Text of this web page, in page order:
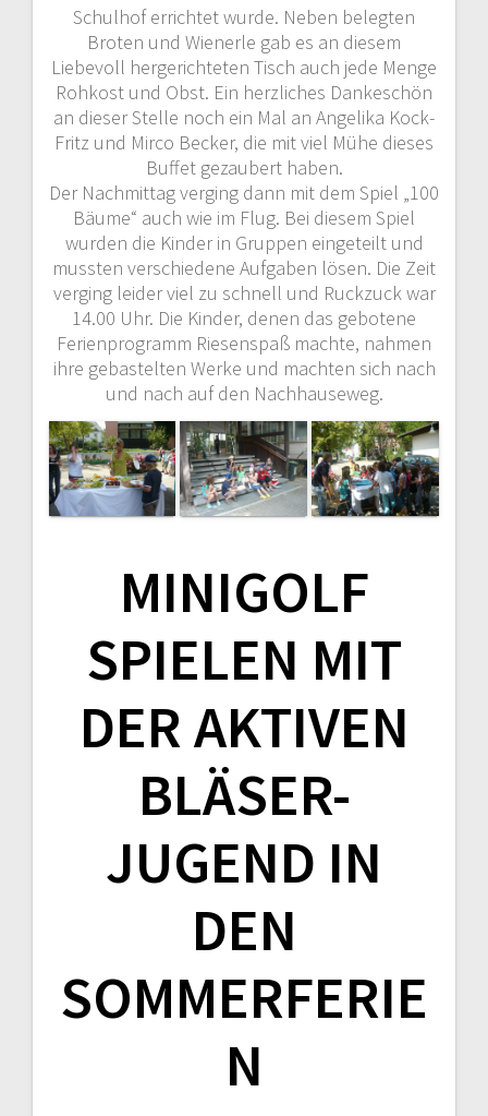
Schulhof errichtet wurde. Neben belegten
Broten und Wienerle gab es an diesem
Liebevoll hergerichteten Tisch auch jede Menge
Rohkost und Obst. Ein herzliches Dankeschön
an dieser Stelle noch ein Mal an Angelika Kock-
Fritz und Mirco Becker, die mit viel Mühe dieses
Buffet gezaubert haben.
Der Nachmittag verging dann mit dem Spiel „100
Bäume“ auch wie im Flug. Bei diesem Spiel
wurden die Kinder in Gruppen eingeteilt und
mussten verschiedene Aufgaben lösen. Die Zeit
verging leider viel zu schnell und Ruckzuck war
14.00 Uhr. Die Kinder, denen das gebotene
Ferienprogramm Riesenspaß machte, nahmen
ihre gebastelten Werke und machten sich nach
und nach auf den Nachhauseweg.
MINIGOLF
SPIELEN MIT
DER AKTIVEN
BLÄSER-
JUGEND IN
DEN
SOMMERFERIE
N